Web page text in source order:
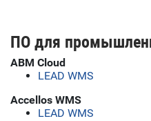
ПО для
ABM Cloud
LEAD WMS
Accellos WMS
LEAD WMS